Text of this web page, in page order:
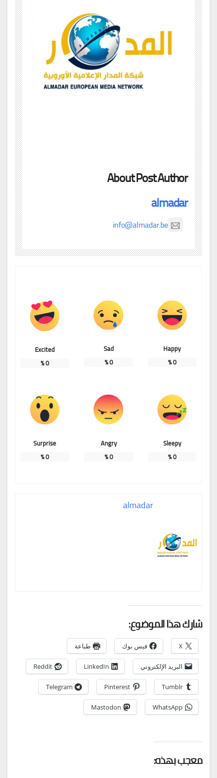
About Post Author
almadar
info@almadar.be
Happy
0
%
Sad
0
%
Excited
0
%
Sleepy
0
%
Angry
0
%
Surprise
0
%
almadar
شارك هذا الموضوع:
X فيس بوك طباعة
البريد الإلكتروني LinkedIn
Reddit
Tumblr
Pinterest
Telegram
WhatsApp
Mastodon
معجب بهذه: